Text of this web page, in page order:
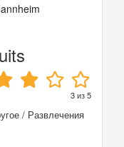
3из5
/ Развлечения